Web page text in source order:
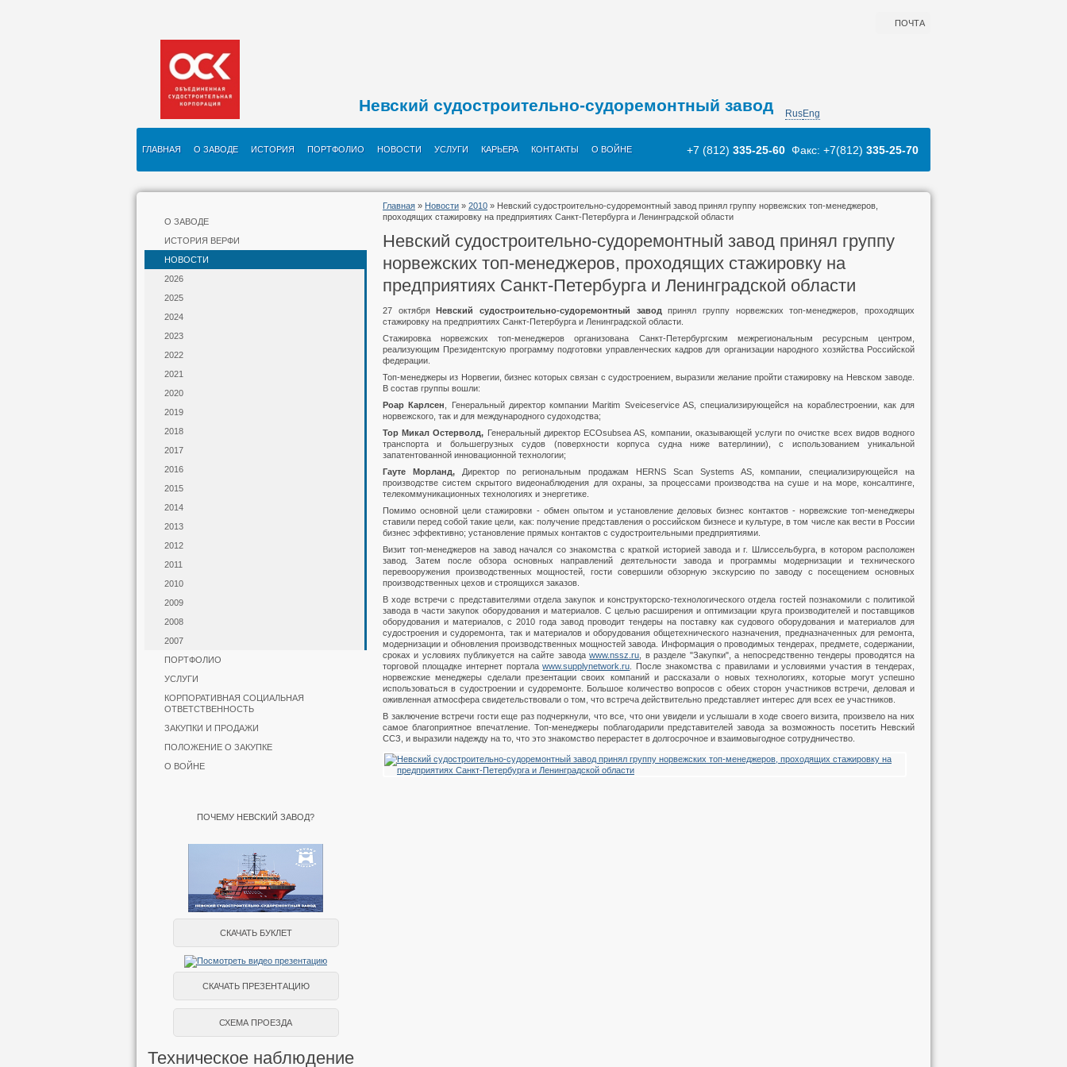
ПОЧТА
Невский судостроительно-судоремонтный завод RusEng
ГЛАВНАЯ О ЗАВОДЕ ИСТОРИЯ ПОРТФОЛИО НОВОСТИ УСЛУГИ КАРЬЕРА КОНТАКТЫ О ВОЙНЕ +7 (812) 335-25-60 Факс: +7(812) 335-25-70
О ЗАВОДЕ
ИСТОРИЯ ВЕРФИ
НОВОСТИ
2026
2025
2024
2023
2022
2021
2020
2019
2018
2017
2016
2015
2014
2013
2012
2011
2010
2009
2008
2007
ПОРТФОЛИО
УСЛУГИ
КОРПОРАТИВНАЯ СОЦИАЛЬНАЯ
ОТВЕТСТВЕННОСТЬ
ЗАКУПКИ И ПРОДАЖИ
ПОЛОЖЕНИЕ О ЗАКУПКЕ
О ВОЙНЕ
ПОЧЕМУ НЕВСКИЙ ЗАВОД?
СКАЧАТЬ БУКЛЕТ
СКАЧАТЬ ПРЕЗЕНТАЦИЮ
СХЕМА ПРОЕЗДА
Техническое наблюдение
Главная » Новости » 2010 » Невский судостроительно-судоремонтный завод принял группу норвежских топ-менеджеров,
проходящих стажировку на предприятиях Санкт-Петербурга и Ленинградской области
Невский судостроительно-судоремонтный завод принял группу
норвежских топ-менеджеров, проходящих стажировку на
предприятиях Санкт-Петербурга и Ленинградской области
27 октябряНевский судостроительно-судоремонтный заводпринял группу норвежских топ-менеджеров, проходящих
стажировку на предприятиях Санкт-Петербурга и Ленинградской области.
Стажировка норвежских топ-менеджеров организована Санкт-Петербургским межрегиональным ресурсным центром,
реализующим Президентскую программу подготовки управленческих кадров для организации народного хозяйства Российской
федерации.
Топ-менеджеры из Норвегии, бизнес которых связан с судостроением, выразили желание пройти стажировку на Невском заводе.
В состав группы вошли:
Роар Карлсен
, Генеральный директор компании Maritim Sveiceservice AS, специализирующейся на кораблестроении, как для
норвежского, так и для международного судоходства;
Тор Микал Остерволд, Генеральный директор ECOsubsea AS, компании, оказывающей услуги по очистке всех видов водного
транспорта и большегрузных судов (поверхности корпуса судна ниже ватерлинии), с использованием уникальной
запатентованной инновационной технологии;
Гауте Морланд,Директор по региональным продажам HERNS Scan Systems AS, компании, специализирующейся на
производстве систем скрытого видеонаблюдения для охраны, за процессами производства на суше и на море, консалтинге,
телекоммуникационных технологиях и энергетике.
Помимо основной цели стажировки - обмен опытом и установление деловых бизнес контактов - норвежские топ-менеджеры
ставили перед собой такие цели, как: получение представления о российском бизнесе и культуре, в том числе как вести в России
бизнес эффективно; установление прямых контактов с судостроительными предприятиями.
Визит топ-менеджеров на завод начался со знакомства с краткой историей завода и г. Шлиссельбурга, в котором расположен
завод. Затем после обзора основных направлений деятельности завода и программы модернизации и технического
перевооружения производственных мощностей, гости совершили обзорную экскурсию по заводу с посещением основных
производственных цехов и строящихся заказов.
В ходе встречи с представителями отдела закупок и конструкторско-технологического отдела гостей познакомили с политикой
завода в части закупок оборудования и материалов. С целью расширения и оптимизации круга производителей и поставщиков
оборудования и материалов, с 2010 года завод проводит тендеры на поставку как судового оборудования и материалов для
судостроения и судоремонта, так и материалов и оборудования общетехнического назначения, предназначенных для ремонта,
модернизации и обновления производственных мощностей завода. Информация о проводимых тендерах, предмете, содержании,
сроках и условиях публикуется на сайте заводаwww.nssz.ru , в разделе "Закупки", а непосредственно тендеры проводятся на
торговой площадке интернет порталаwww.supplynetwork.ru . После знакомства с правилами и условиями участия в тендерах,
норвежские менеджеры сделали презентации своих компаний и рассказали о новых технологиях, которые могут успешно
использоваться в судостроении и судоремонте. Большое количество вопросов с обеих сторон участников встречи, деловая и
оживленная атмосфера свидетельствовали о том, что встреча действительно представляет интерес для всех ее участников.
В заключение встречи гости еще раз подчеркнули, что все, что они увидели и услышали в ходе своего визита, произвело на них
самое благоприятное впечатление. Топ-менеджеры поблагодарили представителей завода за возможность посетить Невский
ССЗ, и выразили надежду на то, что это знакомство перерастет в долгосрочное и взаимовыгодное сотрудничество.